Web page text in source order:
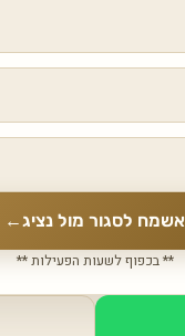
אשמח לסגור מול נציג←
** בכפוף לשעות הפעילות **